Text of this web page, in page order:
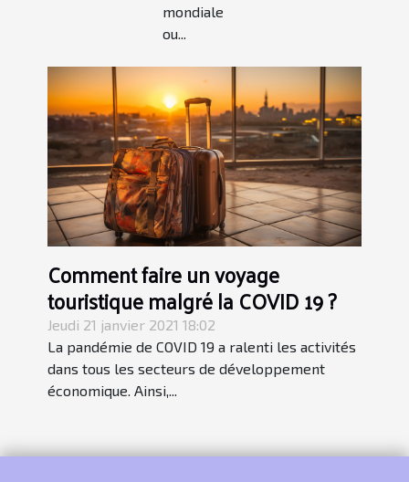
mondiale
ou...
Comment faire un voyage
touristique malgré la COVID 19 ?
Jeudi 21 janvier 2021 18:02
La pandémie de COVID 19 a ralenti les activités
dans tous les secteurs de développement
économique. Ainsi,...